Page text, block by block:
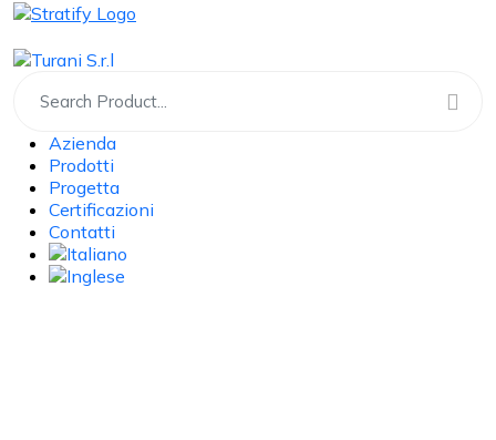
Azienda
Prodotti
Progetta
Certificazioni
Contatti